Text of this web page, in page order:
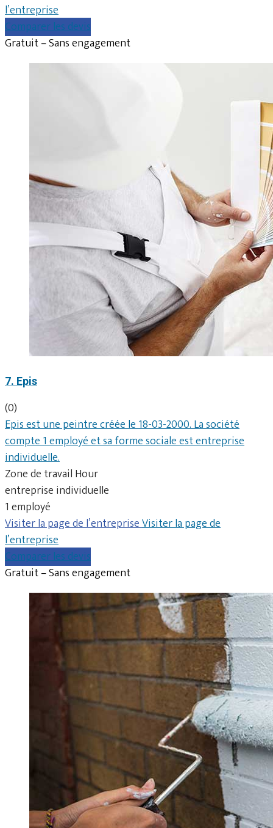
l’entreprise
Comparer les devis
Gratuit – Sans engagement
7. Epis
(0)
Epis est une peintre créée le 18-03-2000. La société
compte 1 employé et sa forme sociale est entreprise
individuelle.
Zone de travail Hour
entreprise individuelle
1 employé
Visiter la page de l’entrepriseVisiter la page de
l’entreprise
Comparer les devis
Gratuit – Sans engagement